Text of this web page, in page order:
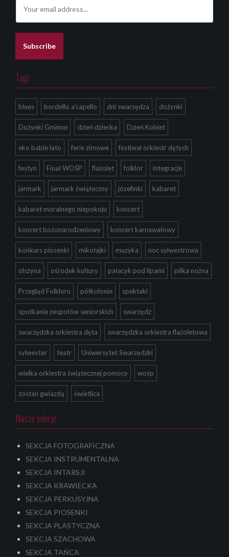
a
i
Subscribe
Tagi
blues bordello a'capello dni swarzędza dożynki
Dożynki Gminne dzień dziecka Dzień Kobiet
eko babie lato ferie zimowe festiwal orkiestr dętych
festyn Finał WOŚP flażolet folklor integracje
jarmark jarmark świąteczny józefinki kabaret
kabaret moralnego niepokoju koncert
koncert bożonarodzeniowy koncert karnawałowy
konkurs piosenki mikołajki muzyka noc sylwestrowa
olszyna ośrodek kultury pałacyk pod lipami piłka nożna
Przegląd Folkloru półkolonie spektakl
spotkanie zespołów seniorskich swarzędz
swarzędzka orkiestra dęta swarzędzka orkiestra flażoletowa
sylwester teatr Uniwersytet Swarzędzki
wielka orkiestra świątecznej pomocy wośp
zostań gwiazdą świetlica
Nasze sekcje
SEKCJA FOTOGRAFICZNA
SEKCJA INSTRUMENTALNA
SEKCJA INTARSJI
SEKCJA KRAWIECKA
SEKCJA PERKUSYJNA
SEKCJA PIOSENKI
SEKCJA PLASTYCZNA
SEKCJA SZACHOWA
SEKCJA TAŃCA